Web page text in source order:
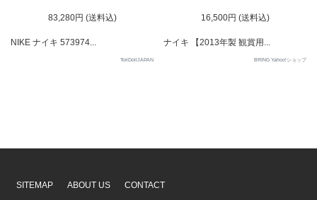
83,280円 (送料込)
NIKE ナイキ 573974...
ToriDollJAPAN
16,500円 (送料込)
ナイキ 【2013年製 観賞用...
BRING Yahoo!ショップ
SITEMAP ABOUT US CONTACT